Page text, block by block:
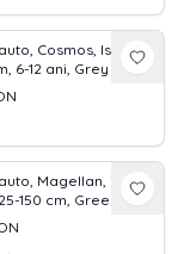
Cosmos, Isofix,
6-12 ani, Grey
Magellan, i-Size,
150 cm, Green Pine